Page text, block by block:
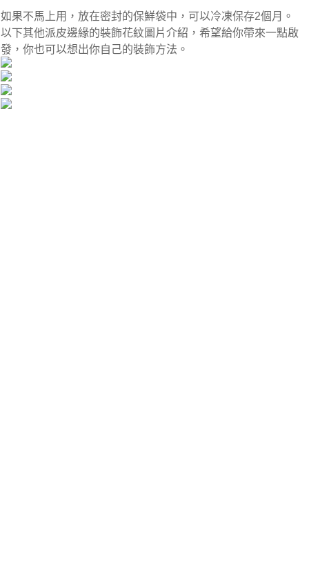
如果不馬上用，放在密封的保鮮袋中，可以冷凍保存2個月。
以下其他派皮邊緣的裝飾花紋圖片介紹，希望給你帶來一點啟
發，你也可以想出你自己的裝飾方法。